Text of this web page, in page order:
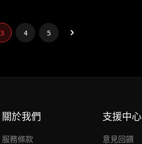
3 4 5
關於我們
服務條款
支援中心
意見回饋